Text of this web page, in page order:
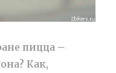
пицца –
Как,